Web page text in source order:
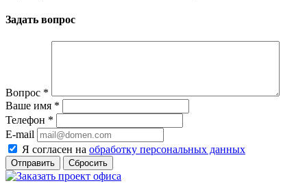
Задать вопрос
Вопрос *
Ваше имя *
Телефон *
E-mail
Я согласен на обработку персональных данных
Сбросить